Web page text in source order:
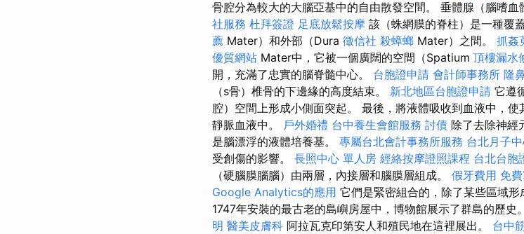
骨腔分為較大的大腦亞基中的自由散發空間。 垂體腺（腦嗜血
社服務 杜拜簽證 足底放鬆按摩 該（蛛網膜的脊柱）是一種覆
薦 Mater）和外部（Dura 徵信社 殺蟑螂 Mater）之間。 抓姦
優質網站 Mater中，它被一個廣闊的空間（Spatium 頂樓漏水
開，充滿了忠實的腦脊髓中心。 台胞證申請 會計師事務所 隆
（s骨）椎骨的下邊緣的高度結束。 新北地區台胞證申請 它遵
腔）空間上形成小側面突起。 最後，將液體吸收到血液中，
靜脈血液中。 戶外婚禮 台中養生會館服務 討債 除了去除神經
是腦漂浮的液體培養基。 專屬台北會計事務所服務 台北月子
受創傷的影響。 長照中心 單人房 經絡按摩證照課程 台北台胞
（硬腦膜腦腦）由兩層，內接層和腦膜層組成。 假牙費用 免
Google Analytics的應用 它們是緊密組合的，除了某些區域
1747年安裝的最古老的島嶼房屋中，博物館展示了群島的歷史。
明 醫美皮膚科 阿拉瓦克印第安人和殖民地在這裡展出。 台中